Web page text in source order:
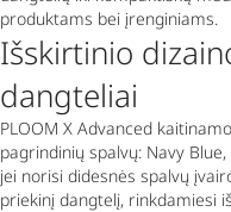
produktams bei įrenginiams.
Išskirtinio
dangteliai
PLOOM X Advanced
pagrindinių spalvų: Navy
jei norisi didesnės spalvų
priekinį dangtelį, rinkdamiesi